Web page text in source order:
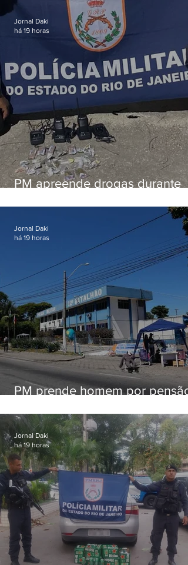
em Vaz Lobo
PM apreende drogas durante
Jornal Daki
há 19 horas
PM prende homem por pensão
Jornal Daki
há 19 horas
Jornal Daki
há 19 horas